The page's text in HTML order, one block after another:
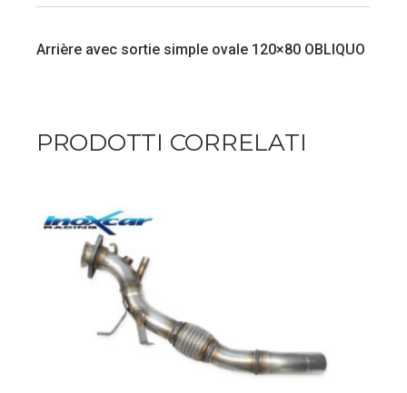
Arrière avec sortie simple ovale 120×80 OBLIQUO
PRODOTTI CORRELATI